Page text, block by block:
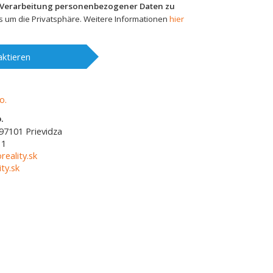
personenbezogener Daten zu
um die Privatsphäre. Weitere Informationen hier
Prievidza